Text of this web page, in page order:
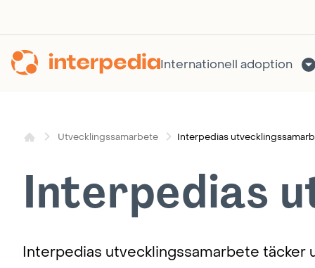
Internationell adoption
Utvecklingssamarbete Interpedias
Interpedias
Interpedias utvecklingssamarbete